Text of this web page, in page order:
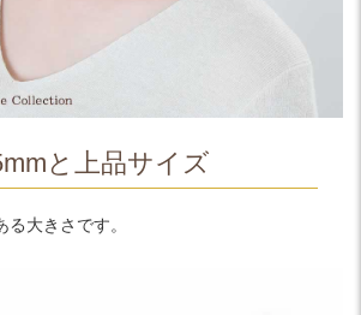
と上品サイズ
大きさです。